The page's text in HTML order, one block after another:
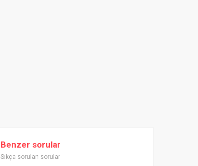
Benzer sorular
Sıkça sorulan sorular